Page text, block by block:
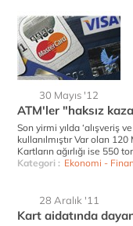
30 Mayıs '12
ATM'ler "haksız
Son yirmi yılda ‘alışveriş
kullanılmıştır Var olan 120
Kartların ağırlığı ise 550
Kategori : Ekonomi -
28 Aralık '11
Kart aidatında